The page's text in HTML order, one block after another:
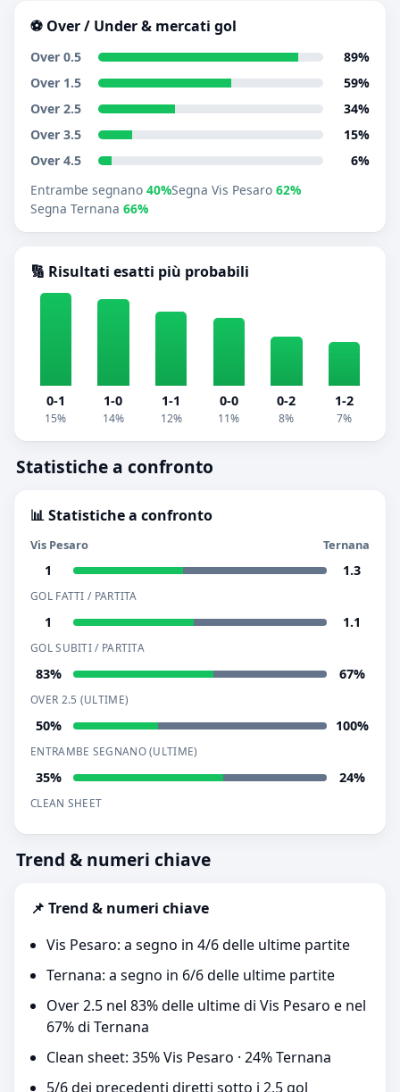
⚽ Over / Under & mercati gol
Over 0.5
89%
Over 1.5
59%
Over 2.5
34%
Over 3.5
15%
Over 4.5
6%
Entrambe segnano 40%Segna Vis Pesaro 62%
Segna Ternana 66%
🔢 Risultati esatti più probabili
0-1
15%
1-0
14%
1-1
12%
0-0
11%
0-2
8%
1-2
7%
Statistiche a confronto
📊 Statistiche a confronto
Vis Pesaro Ternana
1 1.3
GOL FATTI / PARTITA
1 1.1
GOL SUBITI / PARTITA
83% 67%
OVER 2.5 (ULTIME)
50% 100%
ENTRAMBE SEGNANO (ULTIME)
35% 24%
CLEAN SHEET
Trend & numeri chiave
📌 Trend & numeri chiave
Vis Pesaro: a segno in 4/6 delle ultime partite
Ternana: a segno in 6/6 delle ultime partite
Over 2.5 nel 83% delle ultime di Vis Pesaro e nel
67% di Ternana
Clean sheet: 35% Vis Pesaro · 24% Ternana
5/6 dei precedenti diretti sotto i 2,5 gol